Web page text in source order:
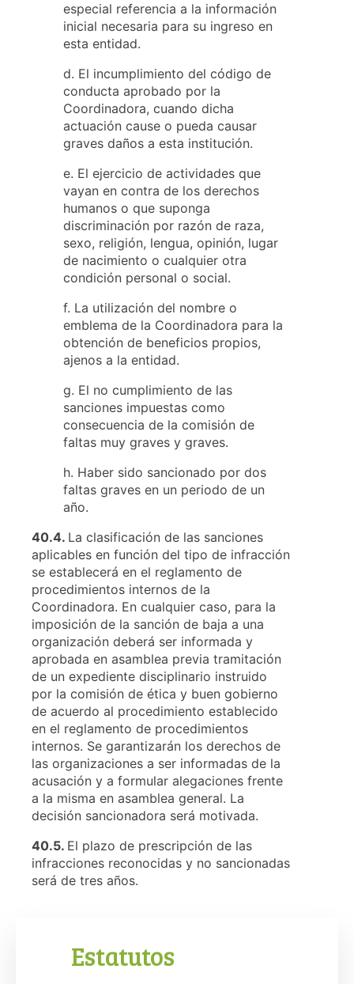
especial referencia a la información
inicial necesaria para su ingreso en
esta entidad.
d. El incumplimiento del código de
conducta aprobado por la
Coordinadora, cuando dicha
actuación cause o pueda causar
graves daños a esta institución.
e. El ejercicio de actividades que
vayan en contra de los derechos
humanos o que suponga
discriminación por razón de raza,
sexo, religión, lengua, opinión, lugar
de nacimiento o cualquier otra
condición personal o social.
f. La utilización del nombre o
emblema de la Coordinadora para la
obtención de beneficios propios,
ajenos a la entidad.
g. El no cumplimiento de las
sanciones impuestas como
consecuencia de la comisión de
faltas muy graves y graves.
h. Haber sido sancionado por dos
faltas graves en un periodo de un
año.
40.4. La clasificación de las sanciones
aplicables en función del tipo de infracción
se establecerá en el reglamento de
procedimientos internos de la
Coordinadora. En cualquier caso, para la
imposición de la sanción de baja a una
organización deberá ser informada y
aprobada en asamblea previa tramitación
de un expediente disciplinario instruido
por la comisión de ética y buen gobierno
de acuerdo al procedimiento establecido
en el reglamento de procedimientos
internos. Se garantizarán los derechos de
las organizaciones a ser informadas de la
acusación y a formular alegaciones frente
a la misma en asamblea general. La
decisión sancionadora será motivada.
40.5. El plazo de prescripción de las
infracciones reconocidas y no sancionadas
será de tres años.
Estatutos